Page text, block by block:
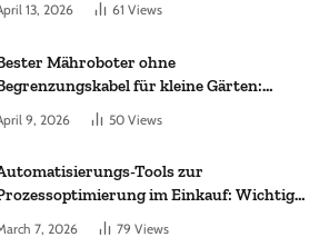
13, 2026 61 Views
Mähroboter ohne
für kleine Gärten:
Worauf es bei 200 bis 500 m² wirklich
ankommt
9, 2026 50 Views
Tools zur
im Einkauf: Wichtige
Funktionen, auf die Sie achten sollten
7, 2026 79 Views